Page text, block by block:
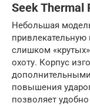
Seek Thermal
Небольшая
слишком
охоту. Корпус
повышения
позволяет